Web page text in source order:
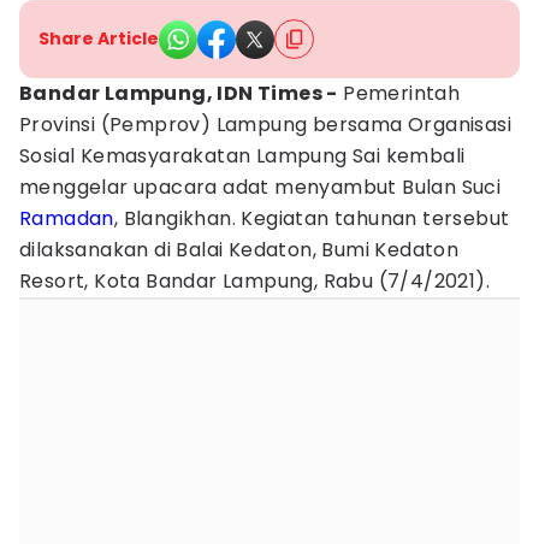
Share Article
Bandar Lampung, IDN Times - Pemerintah
Provinsi (Pemprov) Lampung bersama Organisasi
Sosial Kemasyarakatan Lampung Sai kembali
menggelar upacara adat menyambut Bulan Suci
Ramadan, Blangikhan. Kegiatan tahunan tersebut
dilaksanakan di Balai Kedaton, Bumi Kedaton
Resort, Kota Bandar Lampung, Rabu (7/4/2021).